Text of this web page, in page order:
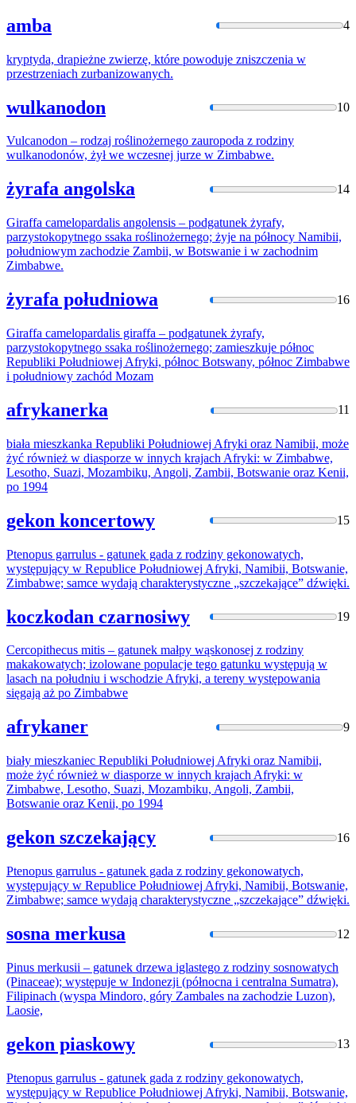
amba 4
kryptyda, drapieżne zwierzę, które powoduje zniszczenia w
przestrzeniach zurbanizowanych.
wulkanodon 10
Vulcanodon – rodzaj roślinożernego zauropoda z rodziny
wulkanodonów, żył we wczesnej jurze w Zimbabwe.
żyrafa angolska 14
Giraffa camelopardalis angolensis – podgatunek żyrafy,
parzystokopytnego ssaka roślinożernego; żyje na północy Namibii,
południowym zachodzie Zambii, w Botswanie i w zachodnim
Zimbabwe.
żyrafa południowa 16
Giraffa camelopardalis giraffa – podgatunek żyrafy,
parzystokopytnego ssaka roślinożernego; zamieszkuje północ
Republiki Południowej Afryki, północ Botswany, północ Zimbabwe
i południowy zachód Mozam
afrykanerka 11
biała mieszkanka Republiki Południowej Afryki oraz Namibii, może
żyć również w diasporze w innych krajach Afryki: w Zimbabwe,
Lesotho, Suazi, Mozambiku, Angoli, Zambii, Botswanie oraz Kenii,
po 1994
gekon koncertowy 15
Ptenopus garrulus - gatunek gada z rodziny gekonowatych,
występujący w Republice Południowej Afryki, Namibii, Botswanie,
Zimbabwe; samce wydają charakterystyczne „szczekające” dźwięki.
koczkodan czarnosiwy 19
Cercopithecus mitis – gatunek małpy wąskonosej z rodziny
makakowatych; izolowane populacje tego gatunku występują w
lasach na południu i wschodzie Afryki, a tereny występowania
sięgają aż po Zimbabwe
afrykaner 9
biały mieszkaniec Republiki Południowej Afryki oraz Namibii,
może żyć również w diasporze w innych krajach Afryki: w
Zimbabwe, Lesotho, Suazi, Mozambiku, Angoli, Zambii,
Botswanie oraz Kenii, po 1994
gekon szczekający 16
Ptenopus garrulus - gatunek gada z rodziny gekonowatych,
występujący w Republice Południowej Afryki, Namibii, Botswanie,
Zimbabwe; samce wydają charakterystyczne „szczekające” dźwięki.
sosna merkusa 12
Pinus merkusii – gatunek drzewa iglastego z rodziny sosnowatych
(Pinaceae); występuje w Indonezji (północna i centralna Sumatra),
Filipinach (wyspa Mindoro, góry Zambales na zachodzie Luzon),
Laosie,
gekon piaskowy 13
Ptenopus garrulus - gatunek gada z rodziny gekonowatych,
występujący w Republice Południowej Afryki, Namibii, Botswanie,